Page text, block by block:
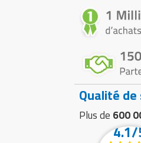
Qualité
Plus de 600